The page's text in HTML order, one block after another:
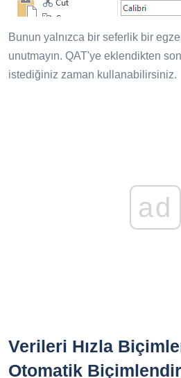
Bunun yalnızca bir seferlik bir
unutmayın. QAT'ye eklendikten
istediğiniz zaman kullanabilirsiniz.
ad
Verileri Hızla
Otomatik